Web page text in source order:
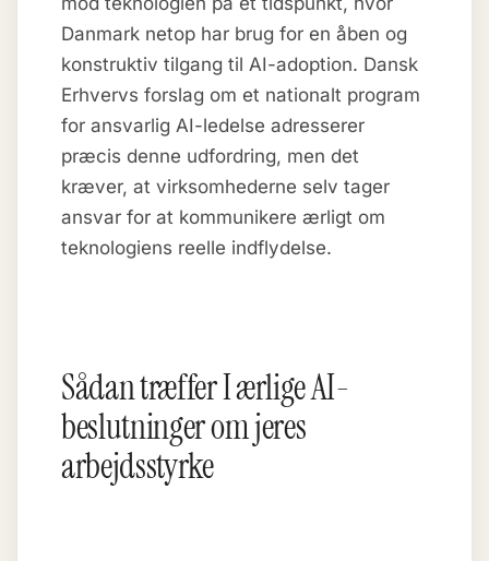
Danmark netop har brug for en åben og
konstruktiv tilgang til AI-adoption. Dansk
Erhvervs forslag om et nationalt program
for ansvarlig AI-ledelse adresserer
præcis denne udfordring, men det
kræver, at virksomhederne selv tager
ansvar for at kommunikere ærligt om
teknologiens reelle indflydelse.
Sådan træffer I ærlige AI-
beslutninger om jeres
arbejdsstyrke